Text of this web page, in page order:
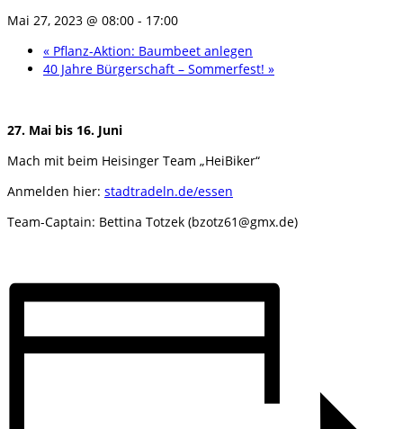
Mai 27, 2023 @ 08:00 - 17:00
« Pflanz-Aktion: Baumbeet anlegen
40 Jahre Bürgerschaft – Sommerfest! »
27. Mai bis 16. Juni
Mach mit beim Heisinger Team „HeiBiker“
Anmelden hier: stadtradeln.de/essen
Team-Captain: Bettina Totzek (bzotz61@gmx.de)